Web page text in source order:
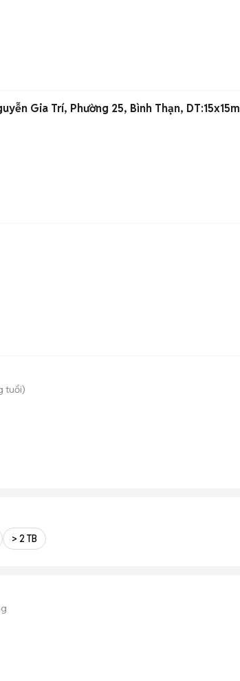
Gia Trí, Phường 25, Bình Thạn, DT:15x15m
tuổi)
> 2 TB